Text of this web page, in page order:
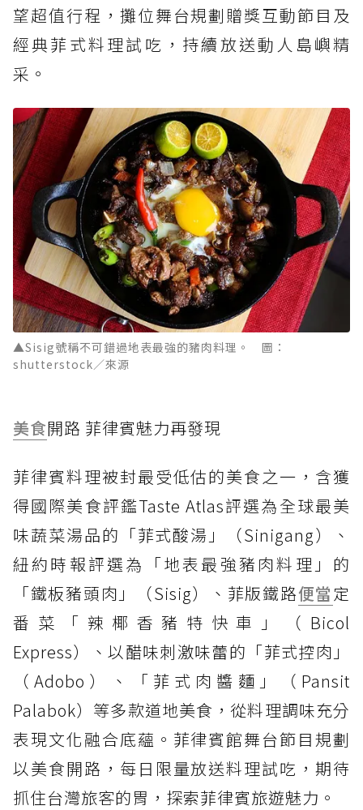
望超值行程，攤位舞台規劃贈獎互動節目及
經典菲式料理試吃，持續放送動人島嶼精
采。
▲Sisig號稱不可錯過地表最強的豬肉料理。 圖：
shutterstock／來源
美食開路 菲律賓魅力再發現
菲律賓料理被封最受低估的美食之一，含獲
得國際美食評鑑Taste Atlas評選為全球最美
味蔬菜湯品的「菲式酸湯」（Sinigang）、
紐約時報評選為「地表最強豬肉料理」的
「鐵板豬頭肉」（Sisig）、菲版鐵路便當 定
番菜「辣椰香豬特快車」（Bicol
Express）、以醋味刺激味蕾的「菲式控肉」
（Adobo）、「菲式肉醬麵」（Pansit
Palabok）等多款道地美食，從料理調味充分
表現文化融合底蘊。菲律賓館舞台節目規劃
以美食開路，每日限量放送料理試吃，期待
抓住台灣旅客的胃，探索菲律賓旅遊魅力。